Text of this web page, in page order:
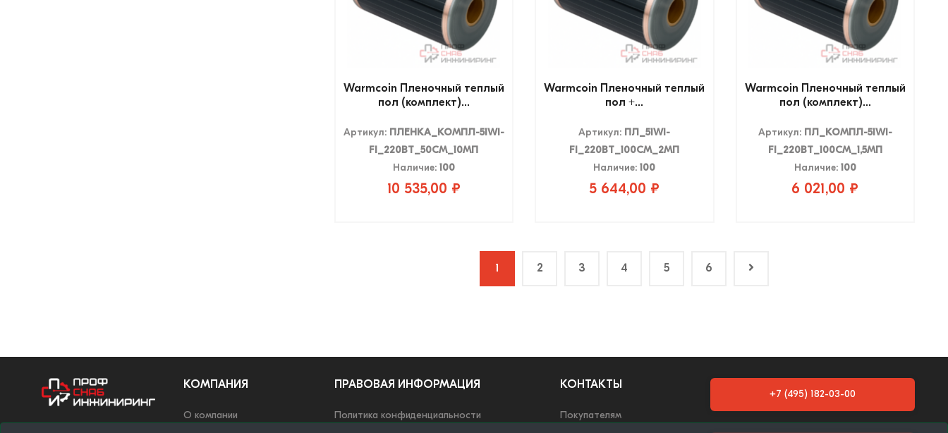
Warmcoin Пленочный теплый
пол (комплект)...
Артикул: ПЛЕНКА_КОМПЛ-51WI-
FI_220ВТ_50СМ_10МП
Наличие: 100
10 535,00 ₽
Warmcoin Пленочный теплый
пол +...
Артикул: ПЛ_51WI-
FI_220ВТ_100СМ_2МП
Наличие:100
5 644,00 ₽
Warmcoin Пленочный теплый
пол (комплект)...
Артикул: ПЛ_КОМПЛ-51WI-
FI_220ВТ_100СМ_1,5МП
Наличие: 100
6 021,00 ₽
1 2 3 4 5 6
КОМПАНИЯ
О компании
ПРАВОВАЯ ИНФОРМАЦИЯ
Политика конфиденциальности
КОНТАКТЫ
Покупателям
+7 (495) 182-03-00